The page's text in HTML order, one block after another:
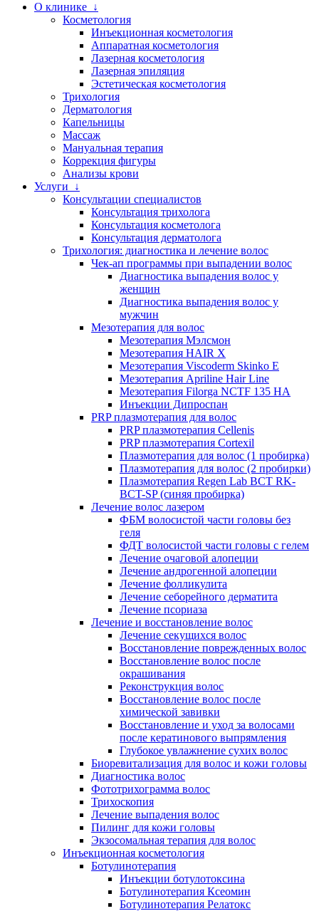
О клинике ↓
Косметология
Инъекционная косметология
Аппаратная косметология
Лазерная косметология
Лазерная эпиляция
Эстетическая косметология
Трихология
Дерматология
Капельницы
Массаж
Мануальная терапия
Коррекция фигуры
Анализы крови
Услуги ↓
Консультации специалистов
Консультация трихолога
Консультация косметолога
Консультация дерматолога
Трихология: диагностика и лечение волос
Чек-ап программы при выпадении волос
Диагностика выпадения волос у
женщин
Диагностика выпадения волос у
мужчин
Мезотерапия для волос
Мезотерапия Мэлсмон
Мезотерапия HAIR X
Мезотерапия Viscoderm Skinko E
Мезотерапия Apriline Hair Line
Мезотерапия Filorga NCTF 135 HA
Инъекции Дипроспан
PRP плазмотерапия для волос
PRP плазмотерапия Cellenis
PRP плазмотерапия Cortexil
Плазмотерапия для волос (1 пробирка)
Плазмотерапия для волос (2 пробирки)
Плазмотерапия Regen Lab BCT RK-
BCT-SP (синяя пробирка)
Лечение волос лазером
ФБМ волосистой части головы без
геля
ФДТ волосистой части головы с гелем
Лечение очаговой алопеции
Лечение андрогенной алопеции
Лечение фолликулита
Лечение себорейного дерматита
Лечение псориаза
Лечение и восстановление волос
Лечение секущихся волос
Восстановление поврежденных волос
Восстановление волос после
окрашивания
Реконструкция волос
Восстановление волос после
химической завивки
Восстановление и уход за волосами
после кератинового выпрямления
Глубокое увлажнение сухих волос
Биоревитализация для волос и кожи головы
Диагностика волос
Фототрихограмма волос
Трихоскопия
Лечение выпадения волос
Пилинг для кожи головы
Экзосомальная терапия для волос
Инъекционная косметология
Ботулинотерапия
Инъекции ботулотоксина
Ботулинотерапия Ксеомин
Ботулинотерапия Релатокс